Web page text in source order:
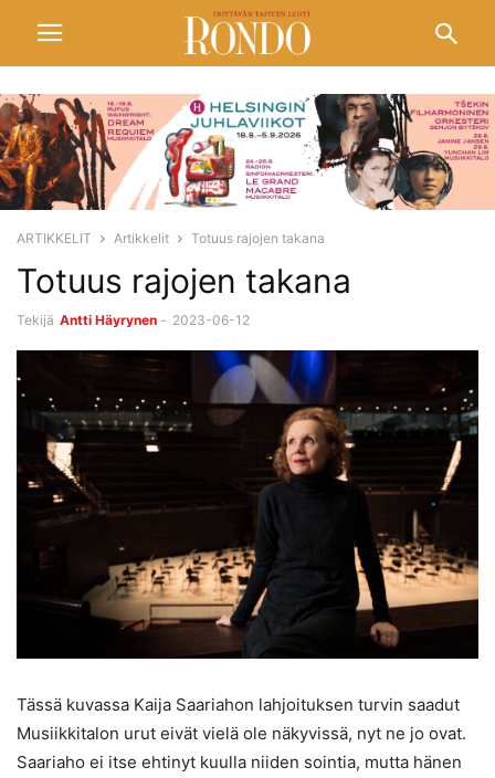
ARTIKKELIT Artikkelit Totuus rajojen takana
Totuus rajojen takana
Tekijä Antti Häyrynen - 2023-06-12
Tässä kuvassa Kaija Saariahon lahjoituksen turvin saadut
Musiikkitalon urut eivät vielä ole näkyvissä, nyt ne jo ovat.
Saariaho ei itse ehtinyt kuulla niiden sointia, mutta hänen